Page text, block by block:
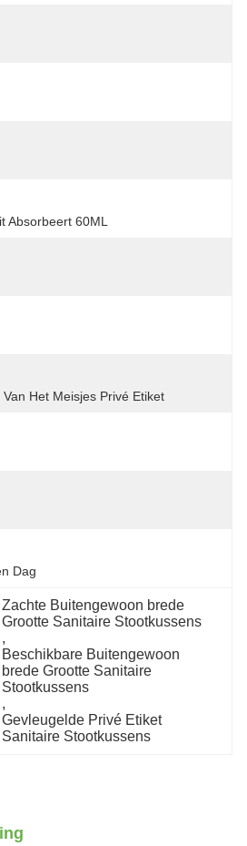
Absorbeert 60ML
Het Meisjes Privé Etiket
Dag
Zachte Buitengewoon brede
Grootte Sanitaire Stootkussens
,
Beschikbare Buitengewoon
brede Grootte Sanitaire
Stootkussens
,
Gevleugelde Privé Etiket
Sanitaire Stootkussens